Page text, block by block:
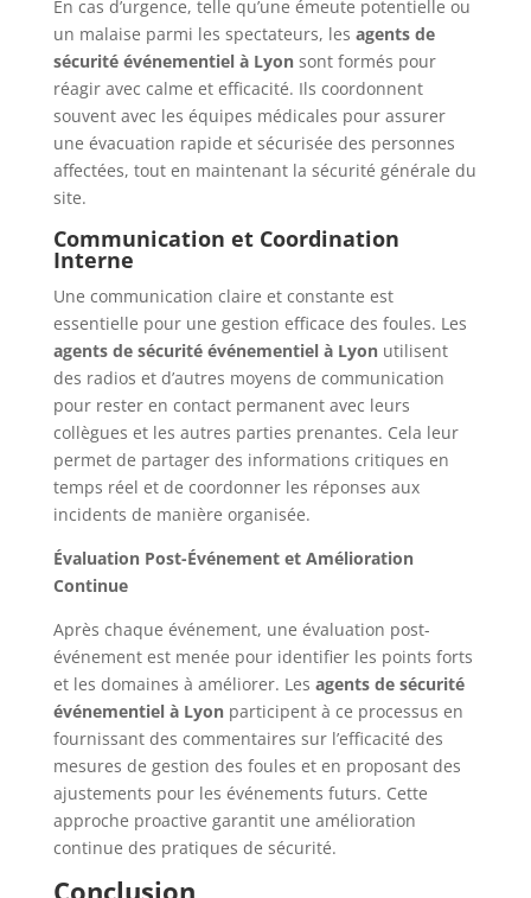
En cas d’urgence, telle qu’une émeute potentielle ou
un malaise parmi les spectateurs, les agents de
sécurité événementiel à Lyonsont formés pour
réagir avec calme et efficacité. Ils coordonnent
souvent avec les équipes médicales pour assurer
une évacuation rapide et sécurisée des personnes
affectées, tout en maintenant la sécurité générale du
site.
Communication et Coordination
Interne
Une communication claire et constante est
essentielle pour une gestion efficace des foules. Les
agents de sécurité événementiel à Lyonutilisent
des radios et d’autres moyens de communication
pour rester en contact permanent avec leurs
collègues et les autres parties prenantes. Cela leur
permet de partager des informations critiques en
temps réel et de coordonner les réponses aux
incidents de manière organisée.
Évaluation Post-Événement et Amélioration
Continue
Après chaque événement, une évaluation post-
événement est menée pour identifier les points forts
et les domaines à améliorer. Les agents de sécurité
événementiel à Lyonparticipent à ce processus en
fournissant des commentaires sur l’efficacité des
mesures de gestion des foules et en proposant des
ajustements pour les événements futurs. Cette
approche proactive garantit une amélioration
continue des pratiques de sécurité.
Conclusion